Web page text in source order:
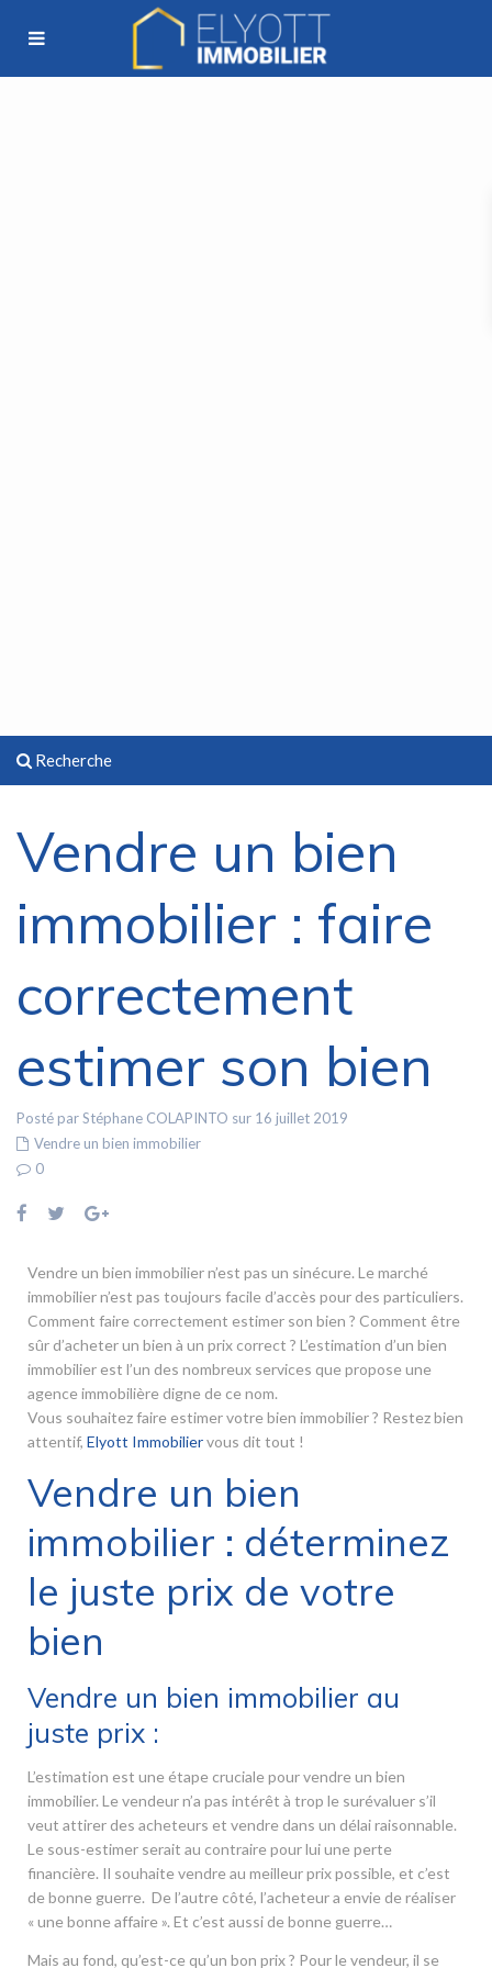
Recherche
Vendre un bien
immobilier : faire
correctement
estimer son bien
Posté par Stéphane COLAPINTO sur 16 juillet 2019
Vendre un bien immobilier
0
Vendre un bien immobilier n’est pas un sinécure. Le marché
immobilier n’est pas toujours facile d’accès pour des particuliers.
Comment faire correctement estimer son bien ? Comment être
sûr d’acheter un bien à un prix correct ? L’estimation d’un bien
immobilier est l’un des nombreux services que propose une
agence immobilière digne de ce nom.
Vous souhaitez faire estimer votre bien immobilier ? Restez bien
attentif, Elyott Immobiliervous dit tout !
Vendre un bien
immobilier : déterminez
le juste prix de votre
bien
Vendre un bien immobilier au
juste prix :
L’estimation est une étape cruciale pour vendre un bien
immobilier. Le vendeur n’a pas intérêt à trop le surévaluer s’il
veut attirer des acheteurs et vendre dans un délai raisonnable.
Le sous-estimer serait au contraire pour lui une perte
financière. Il souhaite vendre au meilleur prix possible, et c’est
de bonne guerre. De l’autre côté, l’acheteur a envie de réaliser
« une bonne affaire ». Et c’est aussi de bonne guerre…
Mais au fond, qu’est-ce qu’un bon prix ? Pour le vendeur, il se